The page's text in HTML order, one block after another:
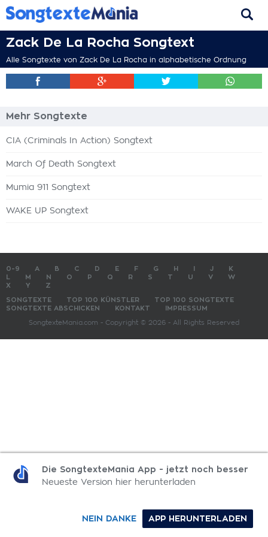
Zack De La Rocha Songtext
Alle Songtexte von Zack De La Rocha in alphabetische Ordnung
Mehr Songtexte
CIA (Criminals In Action) Songtext
March Of Death Songtext
Mumia 911 Songtext
WAKE UP Songtext
0-9 A B C D E F G H J
K
M N O P Q R S T U V
W
X
Y Z
SONGTEXTE TOP 100 KÜNSTLER
TOP 100 SONGTEXTE
SONGTEXTE ABSCHICKEN
KONTAKT IMPRESSUM
SongtexteMania.com - Copyright © 2026 - All Rights Reserved
Die SongtexteMania App - jetzt noch besser
Neueste Version hier herunterladen
APP HERUNTERLADEN
NEIN DANKE